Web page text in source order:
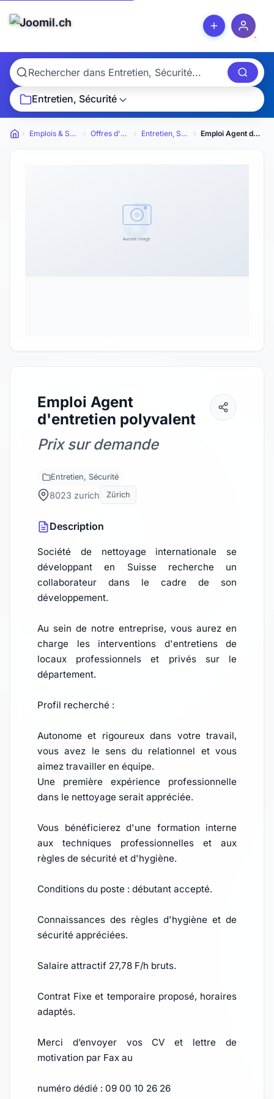
Entretien, Sécurité
Petites annonces
Emplois & Services Offres d'emploi Entretien, Sécurité Emploi Agent d'entretien polyvalent
Emploi Agent
d'entretien polyvalent
Prix sur demande
Entretien, Sécurité
8023 zurich Zürich
Description
Société de nettoyage internationale se
développant en Suisse recherche un
collaborateur dans le cadre de son
développement.
Au sein de notre entreprise, vous aurez en
charge les interventions d'entretiens de
locaux professionnels et privés sur le
département.
Profil recherché :
Autonome et rigoureux dans votre travail,
vous avez le sens du relationnel et vous
aimez travailler en équipe.
Une première expérience professionnelle
dans le nettoyage serait appréciée.
Vous bénéficierez d'une formation interne
aux techniques professionnelles et aux
règles de sécurité et d'hygiène.
Conditions du poste : débutant accepté.
Connaissances des règles d'hygiène et de
sécurité appréciées.
Salaire attractif 27,78 F/h bruts.
Contrat Fixe et temporaire proposé, horaires
adaptés.
Merci d’envoyer vos CV et lettre de
motivation par Fax au
numéro dédié : 09 00 10 26 26